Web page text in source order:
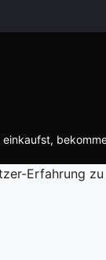
Erfahrung